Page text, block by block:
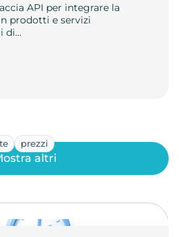
API per integrare la
prodotti e servizi
di…
prezzi
altri